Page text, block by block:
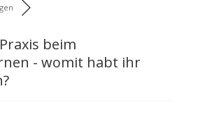
beim
- womit habt ihr